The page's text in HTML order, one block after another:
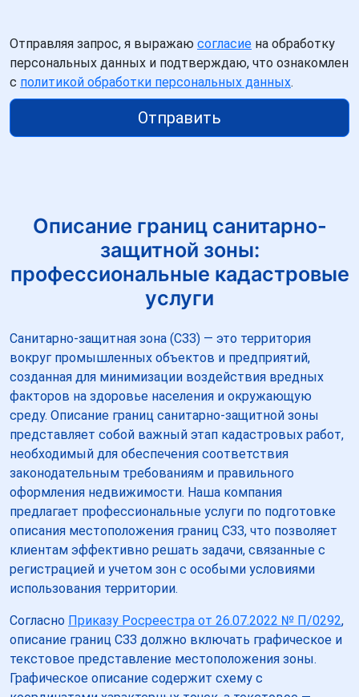
Отправляя запрос, я выражаю согласие на обработку
персональных данных и подтверждаю, что ознакомлен
с политикой обработки персональных данных.
Отправить
Описание границ санитарно-
защитной зоны:
профессиональные кадастровые
услуги
Санитарно-защитная зона (СЗЗ) — это территория
вокруг промышленных объектов и предприятий,
созданная для минимизации воздействия вредных
факторов на здоровье населения и окружающую
среду. Описание границ санитарно-защитной зоны
представляет собой важный этап кадастровых работ,
необходимый для обеспечения соответствия
законодательным требованиям и правильного
оформления недвижимости. Наша компания
предлагает профессиональные услуги по подготовке
описания местоположения границ СЗЗ, что позволяет
клиентам эффективно решать задачи, связанные с
регистрацией и учетом зон с особыми условиями
использования территории.
Согласно Приказу Росреестра от 26.07.2022 № П/0292,
описание границ СЗЗ должно включать графическое и
текстовое представление местоположения зоны.
Графическое описание содержит схему с